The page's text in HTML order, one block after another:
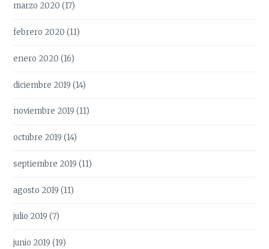
marzo 2020 (17)
febrero 2020 (11)
enero 2020 (16)
diciembre 2019 (14)
noviembre 2019 (11)
octubre 2019 (14)
septiembre 2019 (11)
agosto 2019 (11)
julio 2019 (7)
junio 2019 (19)